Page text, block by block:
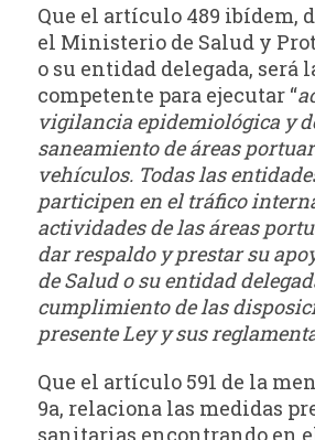
Que el artículo 489 ibídem,
el Ministerio de Salud y
o su entidad delegada, será
competente para ejecutar “
vigilancia epidemiológica y
saneamiento de áreas
vehículos. Todas las
participen en el tráfico
actividades de las áreas
dar respaldo y prestar su
de Salud o su entidad
cumplimiento de las
presente Ley y sus
Que el artículo 591 de la
9a, relaciona las medidas
sanitarias encontrando en